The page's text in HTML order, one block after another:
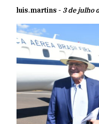
luis.martins - 3 de julho